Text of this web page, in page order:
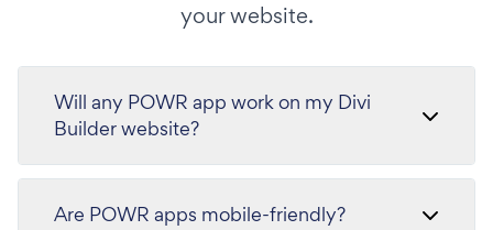
your website.
Will any POWR app work on my Divi
Builder website?
Are POWR apps mobile-friendly?